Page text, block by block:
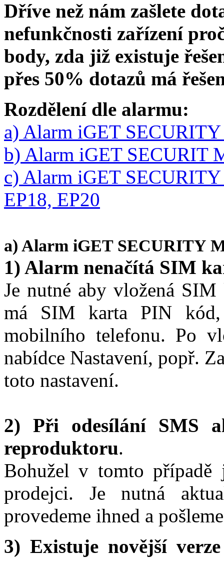
Dříve než nám zašlete
nefunkčnosti zařízení
body, zda již existuje
přes 50% dotazů má
Rozdělení dle alarmu:
a) Alarm iGET
b) Alarm iGET SECURIT
c) Alarm iGET
EP18, EP20
a) Alarm iGET SECURITY
1) Alarm nenačítá SIM
Je nutné aby vložená
má SIM karta PIN kód,
mobilního telefonu. Po
nabídce Nastavení, popř.
toto nastavení.
2) Při odesílání SMS
reproduktoru.
Bohužel v tomto případě
prodejci. Je nutná
provedeme ihned a
3) Existuje novější